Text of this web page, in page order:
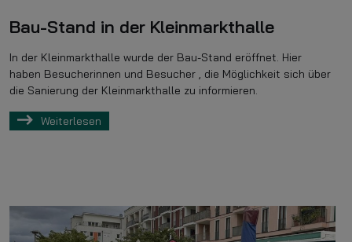
Bau-Stand in der Kleinmarkthalle
In der Kleinmarkthalle wurde der Bau-Stand eröffnet. Hier
haben Besucherinnen und Besucher , die Möglichkeit sich über
die Sanierung der Kleinmarkthalle zu informieren.
Weiterlesen